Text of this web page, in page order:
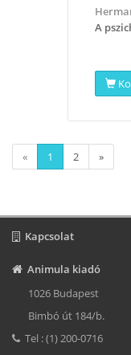
A
« 1 2 »
Kapcsolat
Animula kiadó
1026 Budapest
Bimbó út 184/b.
Tel : (1) 200-0716